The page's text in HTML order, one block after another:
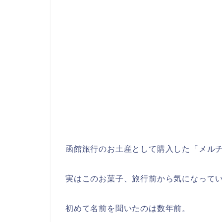
函館旅行のお土産として購入した「メル
実はこのお菓子、旅行前から気になって
初めて名前を聞いたのは数年前。